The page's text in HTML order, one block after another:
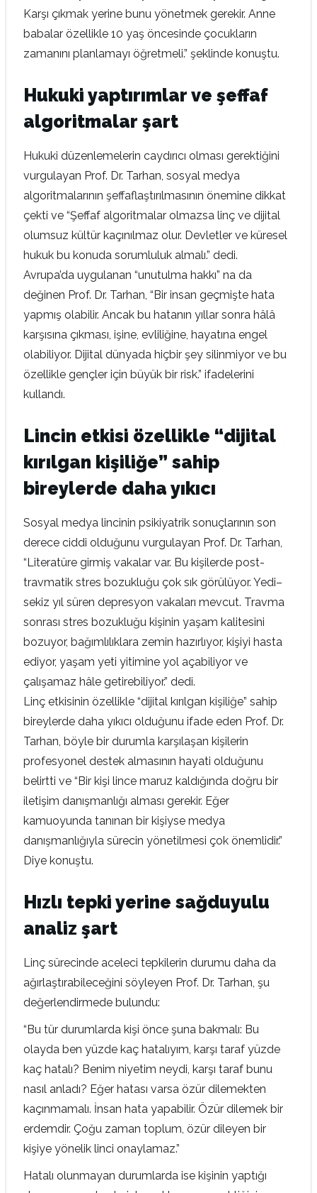
Karşı çıkmak yerine bunu yönetmek gerekir. Anne
babalar özellikle 10 yaş öncesinde çocukların
zamanını planlamayı öğretmeli.” şeklinde konuştu.
Hukuki yaptırımlar ve şeffaf
algoritmalar şart
Hukuki düzenlemelerin caydırıcı olması gerektiğini
vurgulayan Prof. Dr. Tarhan, sosyal medya
algoritmalarının şeffaflaştırılmasının önemine dikkat
çekti ve “Şeffaf algoritmalar olmazsa linç ve dijital
olumsuz kültür kaçınılmaz olur. Devletler ve küresel
hukuk bu konuda sorumluluk almalı.” dedi.
Avrupa’da uygulanan “unutulma hakkı” na da
değinen Prof. Dr. Tarhan, “Bir insan geçmişte hata
yapmış olabilir. Ancak bu hatanın yıllar sonra hâlâ
karşısına çıkması, işine, evliliğine, hayatına engel
olabiliyor. Dijital dünyada hiçbir şey silinmiyor ve bu
özellikle gençler için büyük bir risk.” ifadelerini
kullandı.
Lincin etkisi özellikle “dijital
kırılgan kişiliğe” sahip
bireylerde daha yıkıcı
Sosyal medya lincinin psikiyatrik sonuçlarının son
derece ciddi olduğunu vurgulayan Prof. Dr. Tarhan,
“Literatüre girmiş vakalar var. Bu kişilerde post-
travmatik stres bozukluğu çok sık görülüyor. Yedi–
sekiz yıl süren depresyon vakaları mevcut. Travma
sonrası stres bozukluğu kişinin yaşam kalitesini
bozuyor, bağımlılıklara zemin hazırlıyor, kişiyi hasta
ediyor, yaşam yeti yitimine yol açabiliyor ve
çalışamaz hâle getirebiliyor.” dedi.
Linç etkisinin özellikle “dijital kırılgan kişiliğe” sahip
bireylerde daha yıkıcı olduğunu ifade eden Prof. Dr.
Tarhan, böyle bir durumla karşılaşan kişilerin
profesyonel destek almasının hayati olduğunu
belirtti ve “Bir kişi lince maruz kaldığında doğru bir
iletişim danışmanlığı alması gerekir. Eğer
kamuoyunda tanınan bir kişiyse medya
danışmanlığıyla sürecin yönetilmesi çok önemlidir.”
Diye konuştu.
Hızlı tepki yerine sağduyulu
analiz şart
Linç sürecinde aceleci tepkilerin durumu daha da
ağırlaştırabileceğini söyleyen Prof. Dr. Tarhan, şu
değerlendirmede bulundu:
“Bu tür durumlarda kişi önce şuna bakmalı: Bu
olayda ben yüzde kaç hatalıyım, karşı taraf yüzde
kaç hatalı? Benim niyetim neydi, karşı taraf bunu
nasıl anladı? Eğer hatası varsa özür dilemekten
kaçınmamalı. İnsan hata yapabilir. Özür dilemek bir
erdemdir. Çoğu zaman toplum, özür dileyen bir
kişiye yönelik linci onaylamaz.”
Hatalı olunmayan durumlarda ise kişinin yaptığı